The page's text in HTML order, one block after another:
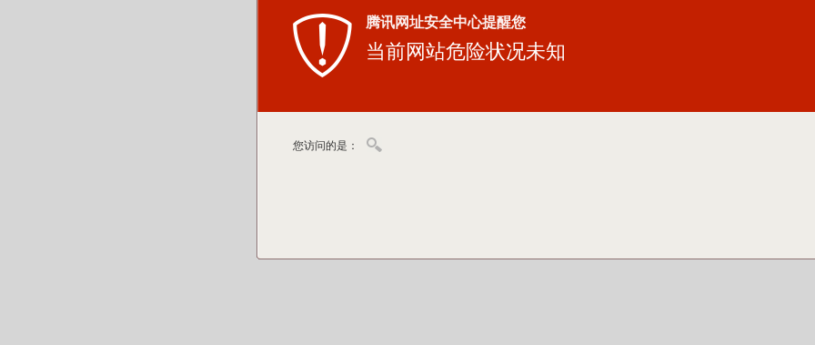
腾讯网址安全中心提醒您
当前网站危险状况未知
您访问的是：